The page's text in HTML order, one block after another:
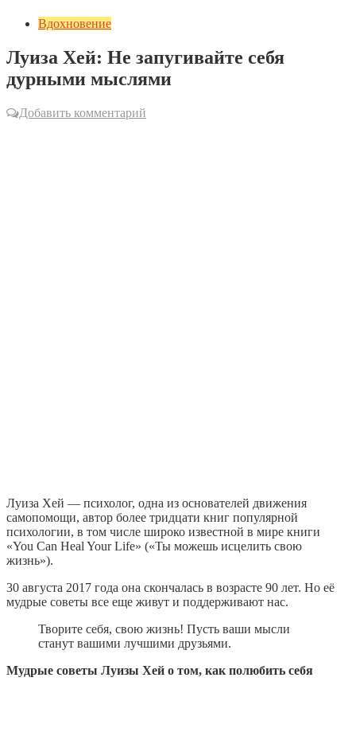
Вдохновение
Луиза Хей: Не запугивайте себя
дурными мыслями
Добавить комментарий
Луиза Хей — психолог, одна из основателей движения
самопомощи, автор более тридцати книг популярной
психологии, в том числе широко известной в мире книги
«You Can Heal Your Life» («Ты можешь исцелить свою
жизнь»).
30 августа 2017 года она скончалась в возрасте 90 лет. Но её
мудрые советы все еще живут и поддерживают нас.
Творите себя, свою жизнь! Пусть ваши мысли
станут вашими лучшими друзьями.
Мудрые советы Луизы Хей о том, как полюбить себя